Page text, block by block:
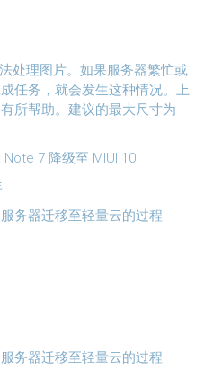
处理图片。如果服务器繁忙或
任务，就会发生这种情况。上
所帮助。建议的最大尺寸为
7 降级至 MIUI 10
务器迁移至轻量云的过程
务器迁移至轻量云的过程